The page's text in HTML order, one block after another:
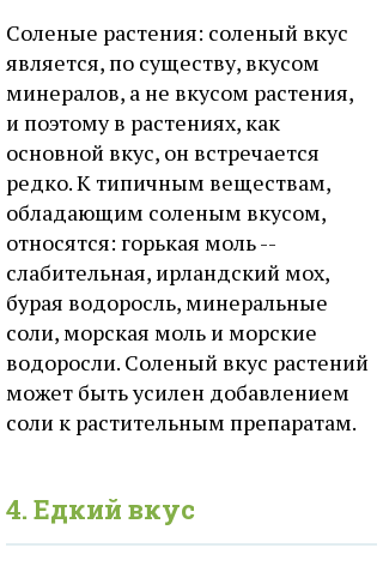
Соленые растения: соленый вкус
является, по существу, вкусом
минералов, а не вкусом растения,
и поэтому в растениях, как
основной вкус, он встречается
редко. К типичным веществам,
обладающим соленым вкусом,
относятся: горькая моль --
слабительная, ирландский мох,
бурая водоросль, минеральные
соли, морская моль и морские
водоросли. Соленый вкус растений
может быть усилен добавлением
соли к растительным препаратам.
4. Едкий вкус